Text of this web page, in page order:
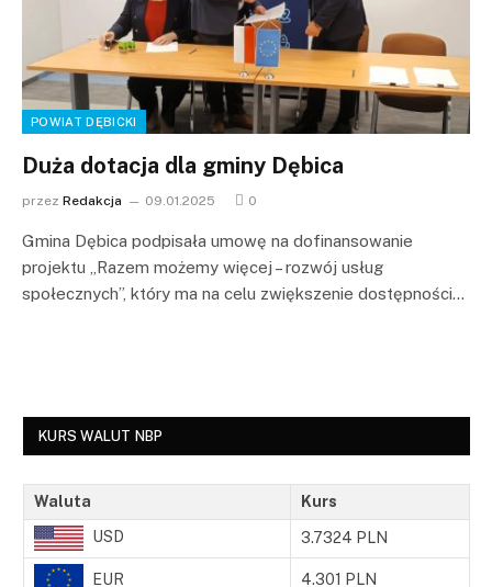
POWIAT DĘBICKI
Duża dotacja dla gminy Dębica
przez Redakcja 09.01.2025 0
Gmina Dębica podpisała umowę na dofinansowanie
projektu „Razem możemy więcej – rozwój usług
społecznych”, który ma na celu zwiększenie dostępności…
KURS WALUT NBP
Waluta Kurs
USD 3.7324 PLN
EUR 4.301 PLN